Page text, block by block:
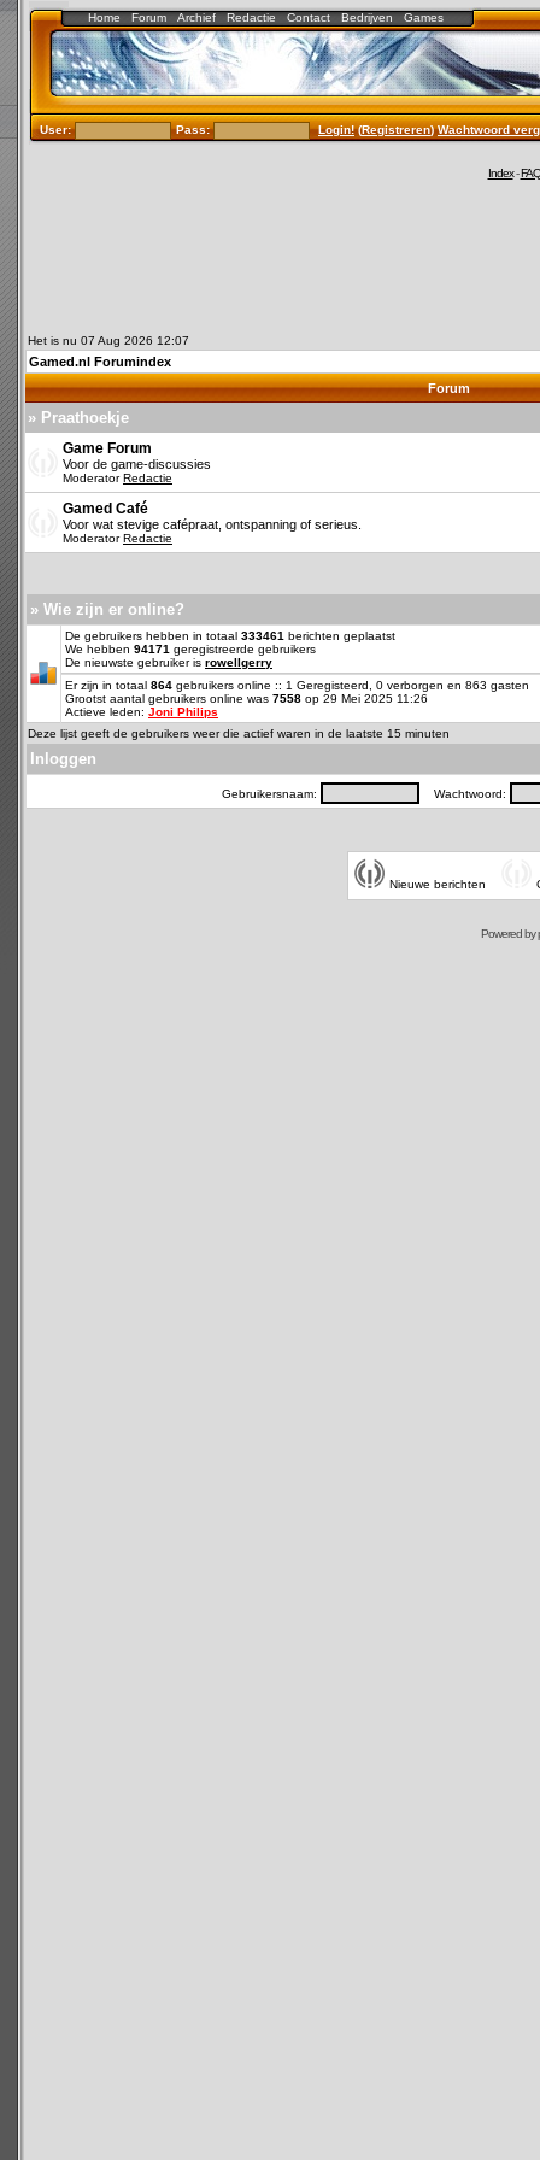
Home Forum Archief Redactie Contact Bedrijven Games
User: Pass: Login!(Registreren)Wachtwoord
Index-FAQ
Het is nu 07 Aug 2026 12:07
Gamed.nl Forumindex
Forum
» Praathoekje
Game Forum
Voor de game-discussies
ModeratorRedactie
Gamed Café
Voor wat stevige cafépraat, ontspanning of serieus.
ModeratorRedactie
» Wie zijn er online?
De gebruikers hebben in totaal 333461 berichten geplaatst
We hebben 94171 geregistreerde gebruikers
De nieuwste gebruiker is rowellgerry
Er zijn in totaal 864 gebruikers online :: 1 Geregisteerd, 0 verborgen en 863
Grootst aantal gebruikers online was 7558 op 29 Mei 2025 11:26
Actieve leden: Joni Philips
Deze lijst geeft de gebruikers weer die actief waren in de laatste 15 minuten
Inloggen
Gebruikersnaam: Wachtwoord:
Nieuwe berichten
Powered by